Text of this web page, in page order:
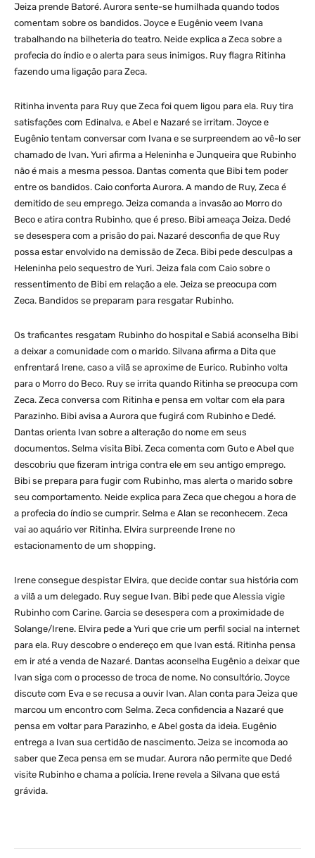
Jeiza prende Batoré. Aurora sente-se humilhada quando todos
comentam sobre os bandidos. Joyce e Eugênio veem Ivana
trabalhando na bilheteria do teatro. Neide explica a Zeca sobre a
profecia do índio e o alerta para seus inimigos. Ruy flagra Ritinha
fazendo uma ligação para Zeca.
Ritinha inventa para Ruy que Zeca foi quem ligou para ela. Ruy tira
satisfações com Edinalva, e Abel e Nazaré se irritam. Joyce e
Eugênio tentam conversar com Ivana e se surpreendem ao vê-lo ser
chamado de Ivan. Yuri afirma a Heleninha e Junqueira que Rubinho
não é mais a mesma pessoa. Dantas comenta que Bibi tem poder
entre os bandidos. Caio conforta Aurora. A mando de Ruy, Zeca é
demitido de seu emprego. Jeiza comanda a invasão ao Morro do
Beco e atira contra Rubinho, que é preso. Bibi ameaça Jeiza. Dedé
se desespera com a prisão do pai. Nazaré desconfia de que Ruy
possa estar envolvido na demissão de Zeca. Bibi pede desculpas a
Heleninha pelo sequestro de Yuri. Jeiza fala com Caio sobre o
ressentimento de Bibi em relação a ele. Jeiza se preocupa com
Zeca. Bandidos se preparam para resgatar Rubinho.
Os traficantes resgatam Rubinho do hospital e Sabiá aconselha Bibi
a deixar a comunidade com o marido. Silvana afirma a Dita que
enfrentará Irene, caso a vilã se aproxime de Eurico. Rubinho volta
para o Morro do Beco. Ruy se irrita quando Ritinha se preocupa com
Zeca. Zeca conversa com Ritinha e pensa em voltar com ela para
Parazinho. Bibi avisa a Aurora que fugirá com Rubinho e Dedé.
Dantas orienta Ivan sobre a alteração do nome em seus
documentos. Selma visita Bibi. Zeca comenta com Guto e Abel que
descobriu que fizeram intriga contra ele em seu antigo emprego.
Bibi se prepara para fugir com Rubinho, mas alerta o marido sobre
seu comportamento. Neide explica para Zeca que chegou a hora de
a profecia do índio se cumprir. Selma e Alan se reconhecem. Zeca
vai ao aquário ver Ritinha. Elvira surpreende Irene no
estacionamento de um shopping.
Irene consegue despistar Elvira, que decide contar sua história com
a vilã a um delegado. Ruy segue Ivan. Bibi pede que Alessia vigie
Rubinho com Carine. Garcia se desespera com a proximidade de
Solange/Irene. Elvira pede a Yuri que crie um perfil social na internet
para ela. Ruy descobre o endereço em que Ivan está. Ritinha pensa
em ir até a venda de Nazaré. Dantas aconselha Eugênio a deixar que
Ivan siga com o processo de troca de nome. No consultório, Joyce
discute com Eva e se recusa a ouvir Ivan. Alan conta para Jeiza que
marcou um encontro com Selma. Zeca confidencia a Nazaré que
pensa em voltar para Parazinho, e Abel gosta da ideia. Eugênio
entrega a Ivan sua certidão de nascimento. Jeiza se incomoda ao
saber que Zeca pensa em se mudar. Aurora não permite que Dedé
visite Rubinho e chama a polícia. Irene revela a Silvana que está
grávida.